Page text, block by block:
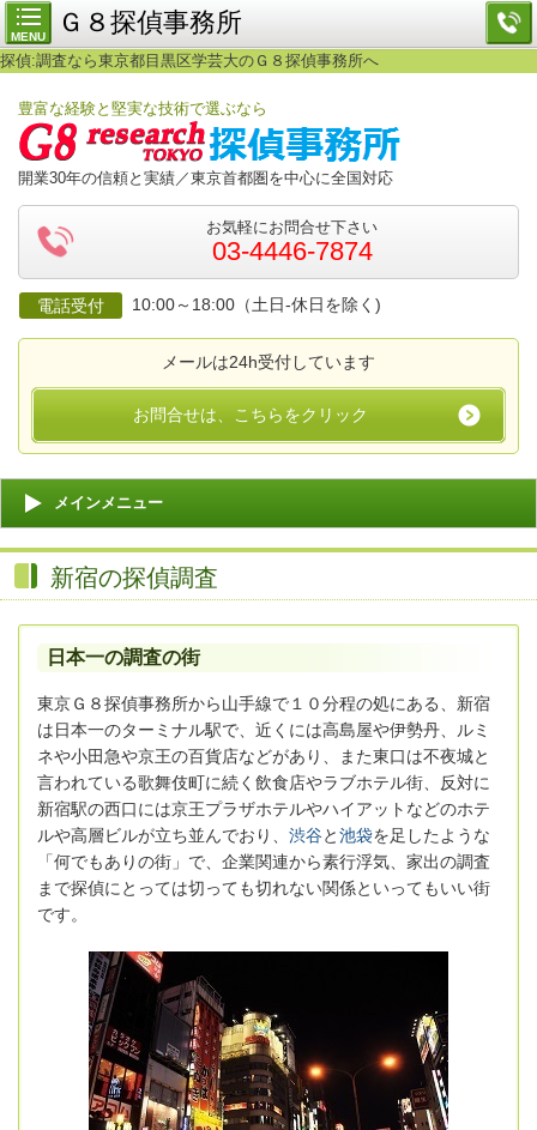
MENU Ｇ８探偵事務所
探偵:調査なら東京都目黒区学芸大のＧ８探偵事務所へ
豊富な経験と堅実な技術で選ぶなら
開業30年の信頼と実績／東京首都圏を中心に全国対応
お気軽にお問合せ下さい
03-4446-7874
電話受付 10:00～18:00（土日-休日を除く)
メールは24h受付しています
お問合せは、こちらをクリック
メインメニュー
新宿の探偵調査
日本一の調査の街
東京Ｇ８探偵事務所から山手線で１０分程の処にある、新宿
は日本一のターミナル駅で、近くには高島屋や伊勢丹、ルミ
ネや小田急や京王の百貨店などがあり、また東口は不夜城と
言われている歌舞伎町に続く飲食店やラブホテル街、反対に
新宿駅の西口には京王プラザホテルやハイアットなどのホテ
ルや高層ビルが立ち並んでおり、 渋谷と池袋を足したような
「何でもありの街」で、企業関連から素行浮気、家出の調査
まで探偵にとっては切っても切れない関係といってもいい街
です。